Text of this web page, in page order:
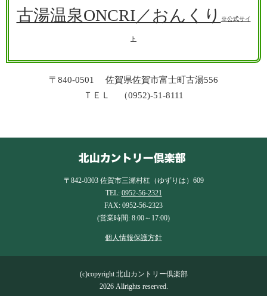
古湯温泉ONCRI／おんくり ※公式サイ
ト
〒840-0501 佐賀県佐賀市富士町古湯556
ＴＥＬ （0952)-51-8111
〒842-0303 佐賀市三瀬村杠（ゆずりは）609
TEL: 0952-56-2321
FAX: 0952-56-2323
(営業時間: 8:00～17:00)
個人情報保護方針
(c)copyright 北山カントリー倶楽部
2026 Allrights reserved.